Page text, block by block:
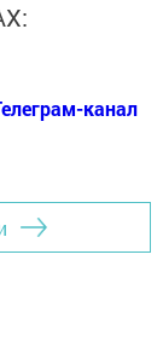
канал